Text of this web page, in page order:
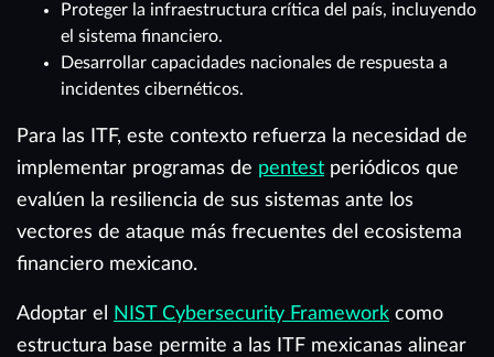
Proteger la infraestructura crítica del país, incluyendo
el sistema financiero.
Desarrollar capacidades nacionales de respuesta a
incidentes cibernéticos.
Para las ITF, este contexto refuerza la necesidad de
implementar programas de pentest periódicos que
evalúen la resiliencia de sus sistemas ante los
vectores de ataque más frecuentes del ecosistema
financiero mexicano.
Adoptar el NIST Cybersecurity Framework como
estructura base permite a las ITF mexicanas alinear